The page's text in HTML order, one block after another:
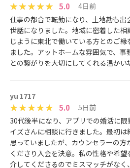
5.0
4日前
仕事の都合で転勤になり、土地勘も
世話になりました。地域に密着した
じように東北で働いている方とのご
ました。アットホームな雰囲気で、
との繋がりを大切にしてくれる温かい
yu 1717
5.0
5日前
30代後半になり、アプリでの婚活に
イズさんに相談に行きました。最初
思っていましたが、カウンセラーの方
くださり入会を決意。私の性格や希
介してくださるのでミスマッチがな